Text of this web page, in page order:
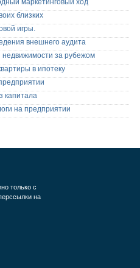
маркетинговый ход
близких
игры.
внешнего аудита
недвижимости за рубежом
в ипотеку
капитала
на предприятии
только с
на